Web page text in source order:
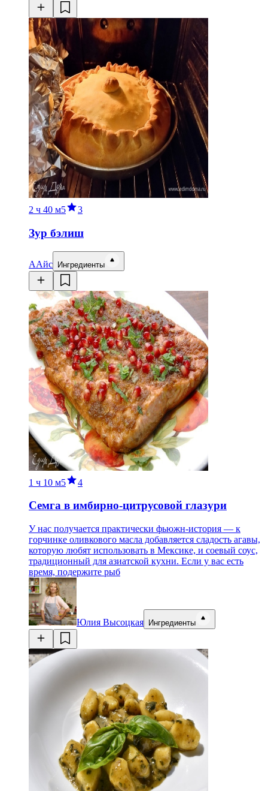
2 ч 40 м5 3
Зур бэлиш
ААйс Ингредиенты
1 ч 10 м5 4
Семга в имбирно-цитрусовой глазури
У нас получается практически фьюжн-история — к
горчинке оливкового масла добавляется сладость агавы,
которую любят использовать в Мексике, и соевый соус,
традиционный для азиатской кухни. Если у вас есть
время, подержите рыб
Юлия Высоцкая Ингредиенты